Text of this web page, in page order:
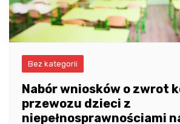
Bez kategorii
Nabór wniosków o zwrot
przewozu dzieci z
niepełnosprawnościami